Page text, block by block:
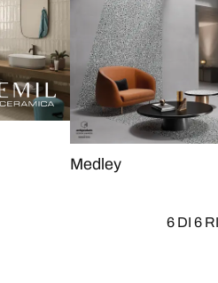
Medley
6 DI 6